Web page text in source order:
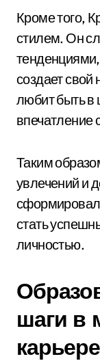
Кроме того,
стилем. Он
создает
любит быть в
Таким
увлечений и
стать
личностью.
шаги в
карьере